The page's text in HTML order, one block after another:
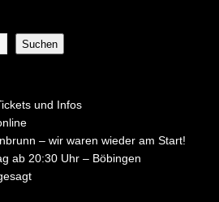
Suchen
und Infos
– wir waren wieder am Start!
ab 20:30 Uhr – Böbingen